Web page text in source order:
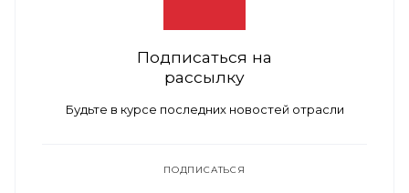
Подписаться на
рассылку
Будьте в курсе последних новостей отрасли
ПОДПИСАТЬСЯ